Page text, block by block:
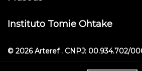
Instituto Tomie Ohtake
© 2026 Arteref . CNPJ: 00.934.702/